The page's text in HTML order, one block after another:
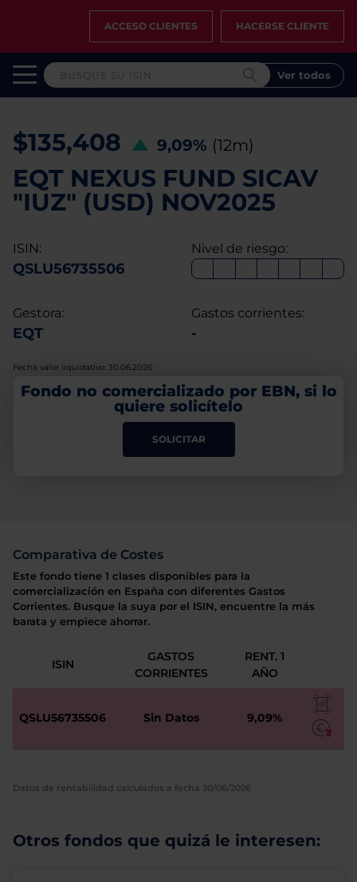
ACCESO CLIENTES HACERSE CLIENTE
Ver todos
$135,408 9,09% (12m)
EQT NEXUS FUND SICAV
"IUZ" (USD) NOV2025
ISIN:
QSLU56735506
Nivel de riesgo:
Gestora:
EQT
Gastos corrientes:
-
Fecha valor liquidativo: 30.06.2026
Fondo no comercializado por EBN, si lo
quiere solicítelo
SOLICITAR
Comparativa de Costes
Este fondo tiene 1 clases disponibles para la
comercialización en España con diferentes Gastos
Corrientes. Busque la suya por el ISIN, encuentre la más
barata y empiece ahorrar.
ISIN
GASTOS
CORRIENTES
RENT. 1
AÑO
QSLU56735506 Sin Datos 9,09%
Datos de rentabilidad calculados a fecha 30/06/2026
Otros fondos que quizá le interesen: